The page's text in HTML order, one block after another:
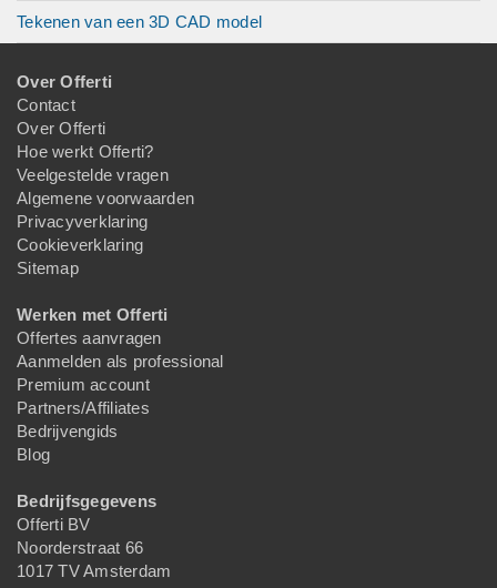
Tekenen van een 3D CAD model
Over Offerti
Contact
Over Offerti
Hoe werkt Offerti?
Veelgestelde vragen
Algemene voorwaarden
Privacyverklaring
Cookieverklaring
Sitemap
Werken met Offerti
Offertes aanvragen
Aanmelden als professional
Premium account
Partners/Affiliates
Bedrijvengids
Blog
Bedrijfsgegevens
Offerti BV
Noorderstraat 66
1017 TV Amsterdam